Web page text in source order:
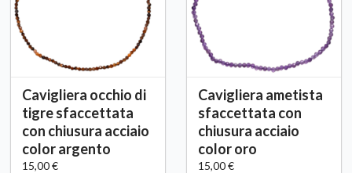
Cavigliera occhio di
tigre sfaccettata
con chiusura acciaio
color argento
15,00 €
Cavigliera ametista
sfaccettata con
chiusura acciaio
color oro
15,00 €